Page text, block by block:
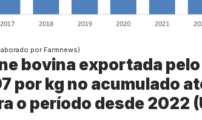
por Farmnews)
bovina exportada
por kg no acumulado
o período desde 2022